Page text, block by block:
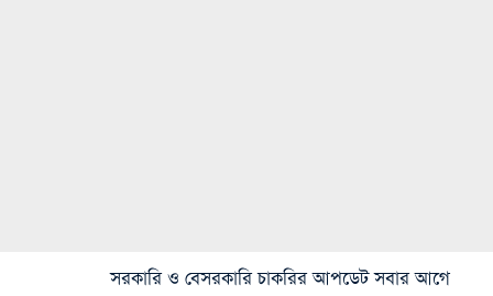
সরকারি ও বেসরকারি চাকরির আপডেট সবার আগে